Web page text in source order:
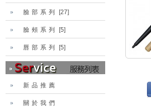
臉部系列 [27]
臉頰系列 [5]
唇部系列 [5]
新品推薦
關於我們